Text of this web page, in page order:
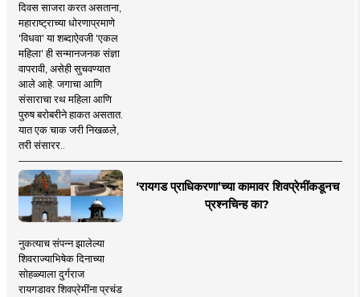
दिवस साजरा करत असताना,
महाराष्ट्राच्या धोरणाप्रमाणे
'विधवा' या शब्दाऐवजी 'एकल
महिला' ही सन्मानजनक संज्ञा
वापरावी, असेही सुचवण्यात
आले आहे. जगाचा आणि
संसाराचा रथ महिला आणि
पुरुष बरोबरीने हाकत असतात.
यात एक चाक जरी निखळले,
तरी संसारर..
‘रायगड प्राधिकरणा’च्या कामावर शिवप्रेमींकडूनच
प्रश्नचिन्ह का?
नुकत्याच संपन्न झालेल्या
शिवराज्याभिषेक दिनाच्या
सोहळ्याला दुर्गराज
रायगडावर शिवप्रेमींना प्रचंड